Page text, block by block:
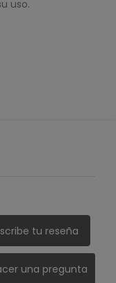
uso.
tu reseña
una pregunta